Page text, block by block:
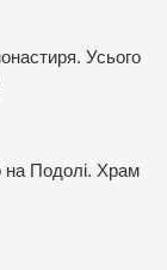
Усього
на Подолі. Храм